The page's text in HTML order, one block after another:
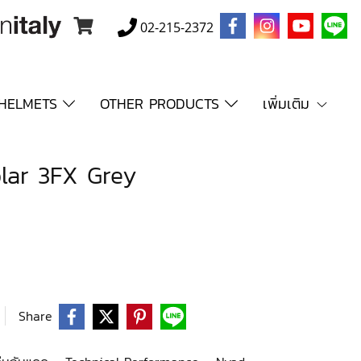
02-215-2372
OTHER PRODUCTS เพิ่มเติม
3FX Grey
Share